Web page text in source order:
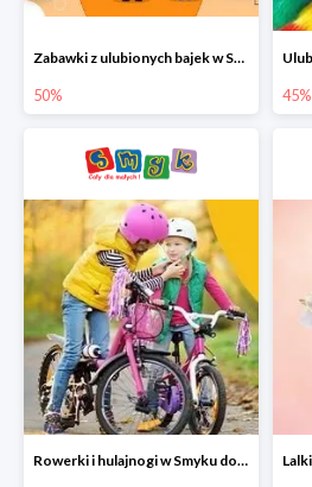
Zabawki z ulubionych bajek w Smyku do -50%
50% 45%
Rowerki i hulajnogi w Smyku do -50%